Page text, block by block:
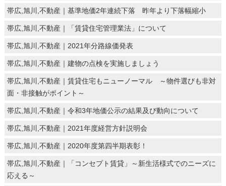
帯広,旭川,不動産｜基準地価2年連続下落 昨年より下落幅縮小
帯広,旭川,不動産｜「賃貸住宅管理業法」について
帯広,旭川,不動産｜2021年分路線価発表
帯広,旭川,不動産｜建物の点検を実施しましょう
帯広,旭川,不動産｜賃貸住宅もニューノーマル ～物件選びも非対
面・非接触がポイント～
帯広,旭川,不動産｜令和3年地価公示の結果及び動向について
帯広,旭川,不動産｜2021年度経営方針説明会
帯広,旭川,不動産｜2020年度第四半期表彰！
帯広,旭川,不動産｜「コンセプト賃貸」～新生活様式でのニーズに
応える～